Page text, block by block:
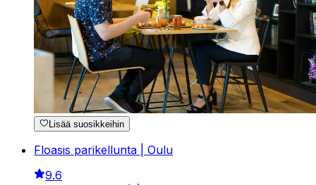
Lisää suosikkeihin
Floasis parikellunta | Oulu
9.6